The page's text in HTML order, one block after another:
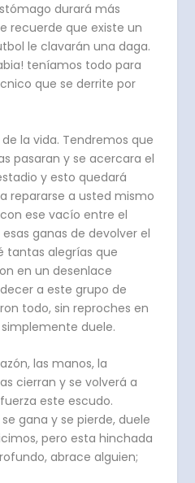
durará más
recuerde que existe un
le clavarán una daga.
teníamos todo para
que se derrite por
la vida. Tendremos que
pasaran y se acercara el
y esto quedará
repararse a usted mismo
ese vacío entre el
ganas de devolver el
tantas alegrías que
en un desenlace
a este grupo de
todo, sin reproches en
duele.
las manos, la
cierran y se volverá a
este escudo.
gana y se pierde, duele
pero esta hinchada
abrace alguien;